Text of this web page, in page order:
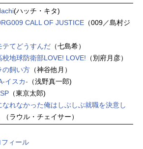
(ハッチ・キタ)
CALL OF JUSTICE （009／島村ジ
テてどうすんだ （七島希）
校地球防衛部LOVE! LOVE! （別府月彦）
の飼い方 （神谷他月）
イスカ- （浅野真一郎)
（東京太郎)
なれなかった俺はしぶしぶ就職を決意し
（ラウル・チェイサー）
フィール